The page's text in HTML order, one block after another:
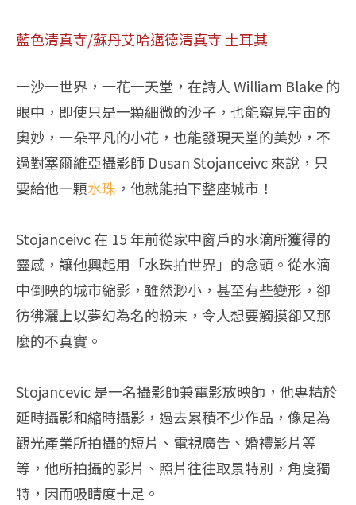
藍色清真寺/蘇丹艾哈邁德清真寺 土耳其
一沙一世界，一花一天堂，在詩人 William Blake 的
眼中，即使只是一顆細微的沙子，也能窺見宇宙的
奧妙，一朵平凡的小花，也能發現天堂的美妙，不
過對塞爾維亞攝影師 Dusan Stojanceivc 來說，只
要給他一顆水珠 ，他就能拍下整座城市！
Stojanceivc 在 15 年前從家中窗戶的水滴所獲得的
靈感，讓他興起用「水珠拍世界」的念頭。從水滴
中倒映的城市縮影，雖然渺小，甚至有些變形，卻
彷彿灑上以夢幻為名的粉末，令人想要觸摸卻又那
麼的不真實。
Stojancevic 是一名攝影師兼電影放映師，他專精於
延時攝影和縮時攝影，過去累積不少作品，像是為
觀光產業所拍攝的短片、電視廣告、婚禮影片等
等，他所拍攝的影片、照片往往取景特別，角度獨
特，因而吸睛度十足。